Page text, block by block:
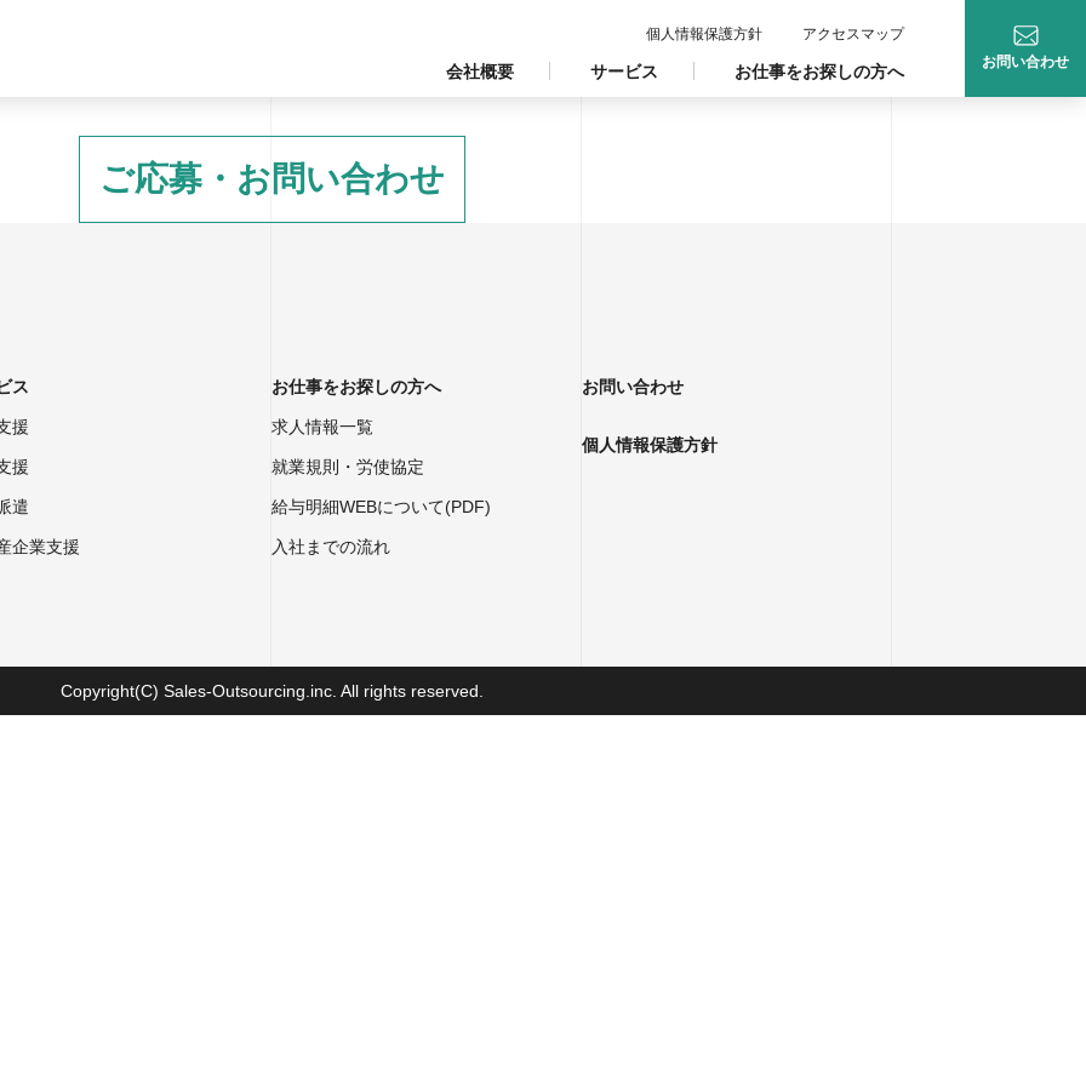
会社概要 サービス お仕事をお探しの方へ
個人情報保護方針
アクセスマップ
お問い合わせ
ご応募・お問い合わせ
ス
援
援
遣
企業支援
お仕事をお探しの方へ
求人情報一覧
就業規則・労使協定
給与明細WEBについて(PDF)
入社までの流れ
お問い合わせ
個人情報保護方針
Copyright(C) Sales-Outsourcing.inc. All rights reserved.